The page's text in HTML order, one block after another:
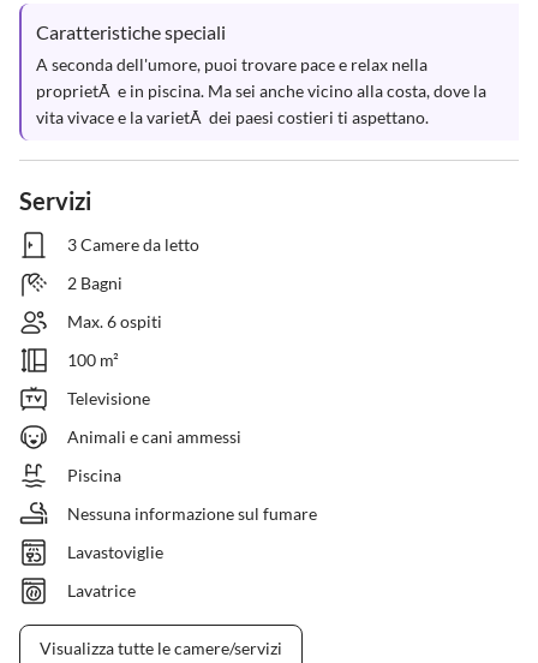
Caratteristiche speciali
A seconda dell'umore, puoi trovare pace e relax nella
proprietÃ  e in piscina. Ma sei anche vicino alla costa, dove la
vita vivace e la varietÃ  dei paesi costieri ti aspettano.
Servizi
3 Camere da letto
2 Bagni
Max. 6 ospiti
100 m²
Televisione
Animali e cani ammessi
Piscina
Nessuna informazione sul fumare
Lavastoviglie
Lavatrice
Visualizza tutte le camere/servizi